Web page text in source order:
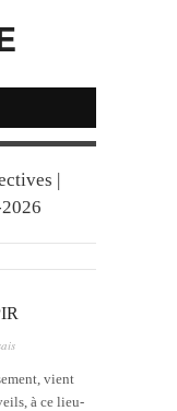
|
vient
à ce lieu-